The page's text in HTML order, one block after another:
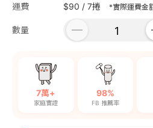
運費
$90 / 7捲 *實際運費金
數量
7萬+
家庭實證
98%
FB 推薦率